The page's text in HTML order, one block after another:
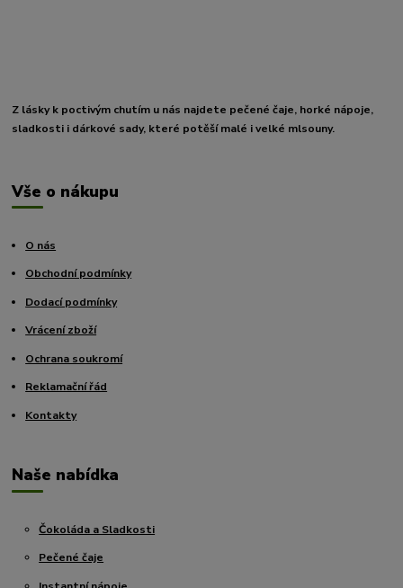
Z lásky k poctivým chutím u nás najdete pečené čaje, horké nápoje,
sladkosti i dárkové sady, které potěší malé i velké mlsouny.
Vše o nákupu
O nás
Obchodní podmínky
Dodací podmínky
Vrácení zboží
Ochrana soukromí
Reklamační řád
Kontakty
Naše nabídka
Čokoláda a Sladkosti
Pečené čaje